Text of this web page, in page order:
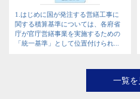
1.はじめに国が発注する営繕工事に
関する積算基準については、各府省
庁が官庁営繕事業を実施するための
「統一基準」として位置付けられ...
一覧を